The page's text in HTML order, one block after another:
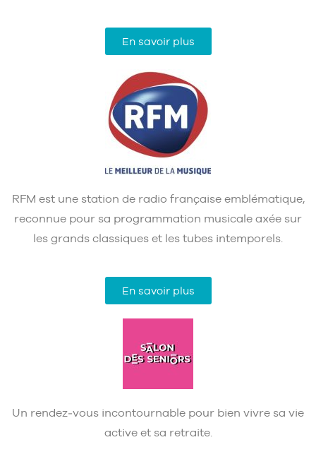
En savoir plus
RFM est une station de radio française emblématique,
reconnue pour sa programmation musicale axée sur
les grands classiques et les tubes intemporels.
En savoir plus
Un rendez‑vous incontournable pour bien vivre sa vie
active et sa retraite.